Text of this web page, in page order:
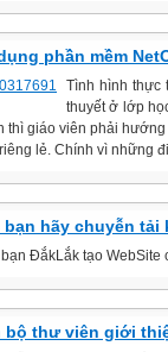
phần mềm
Tình hình thực
thuyết ở lớp
thì giáo viên phải
lẻ. Chính vì những
bạn hãy chuyễn
ĐắkLắk tạo WebSite
bộ thư viên giới